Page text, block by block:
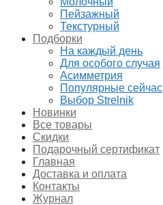
Пейзажный
Текстурный
Подборки
На каждый день
Для особого случая
Асимметрия
Популярные сейчас
Выбор Strelnik
Новинки
Все товары
Скидки
Подарочный сертификат
Главная
Доставка и оплата
Контакты
Журнал